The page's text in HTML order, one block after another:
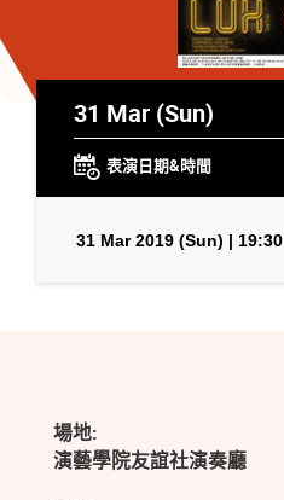
31 Mar (Sun)
表演日期&時間
31 Mar 2019 (Sun) | 19:30
場地:
演藝學院友誼社演奏廳